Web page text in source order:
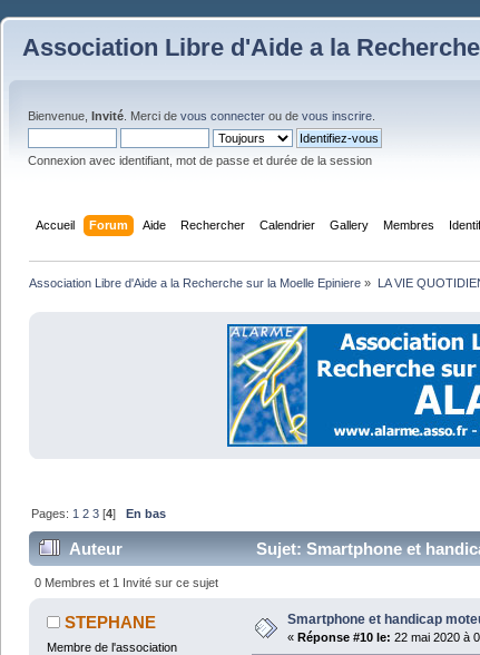
Association Libre d'Aide a la
Bienvenue, Invité . Merci de vous connecter ou de vous inscrire
Connexion avec identifiant, mot de passe et durée de la session
Accueil Forum Aide Rechercher Calendrier Gallery Membres
Association Libre d'Aide a la Recherche sur la Moelle Epiniere » LA VIE
Pages: 1 2 3 [4] En bas
Auteur Sujet: Smartphone et
0 Membres et 1 Invité sur ce sujet
STEPHANE
Membre de l'association
Smartphone et handicap
« Réponse #10 le: 22 mai 2020 à